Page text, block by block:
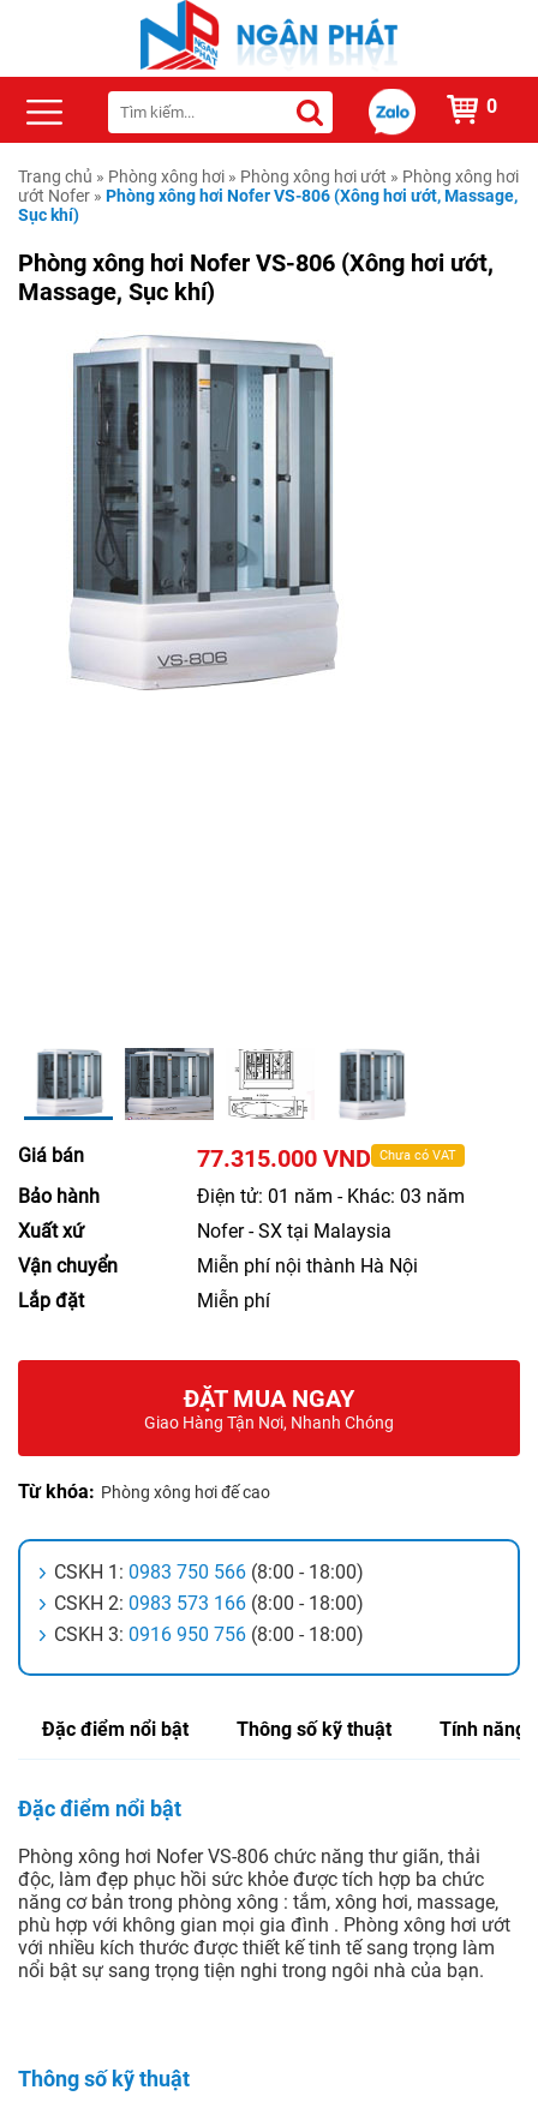
0
Trang chủ » Phòng xông hơi » Phòng xông hơi ướt » Phòng xông hơi
ướt Nofer » Phòng xông hơi Nofer VS-806 (Xông hơi ướt, Massage,
Sục khí)
Phòng xông hơi Nofer VS-806 (Xông hơi ướt,
Massage, Sục khí)
Giá bán 77.315.000 VND Chưa có VAT
Bảo hành
Điện tử: 01 năm - Khác: 03 năm
Xuất xứ
Nofer - SX tại Malaysia
Vận chuyển
Miễn phí nội thành Hà Nội
Lắp đặt
Miễn phí
ĐẶT MUA NGAY
Giao Hàng Tận Nơi, Nhanh Chóng
Từ khóa: Phòng xông hơi đế cao
CSKH 1: 0983 750 566 (8:00 - 18:00)
CSKH 2: 0983 573 166 (8:00 - 18:00)
CSKH 3: 0916 950 756 (8:00 - 18:00)
Đặc điểm nổi bật Thông số kỹ thuật Tính năng
Đặc điểm nổi bật
Phòng xông hơi Nofer VS-806 chức năng thư giãn, thải
độc, làm đẹp phục hồi sức khỏe được tích hợp ba chức
năng cơ bản trong phòng xông : tắm, xông hơi, massage,
phù hợp với không gian mọi gia đình . Phòng xông hơi ướt
với nhiều kích thước được thiết kế tinh tế sang trọng làm
nổi bật sự sang trọng tiện nghi trong ngôi nhà của bạn.
Thông số kỹ thuật